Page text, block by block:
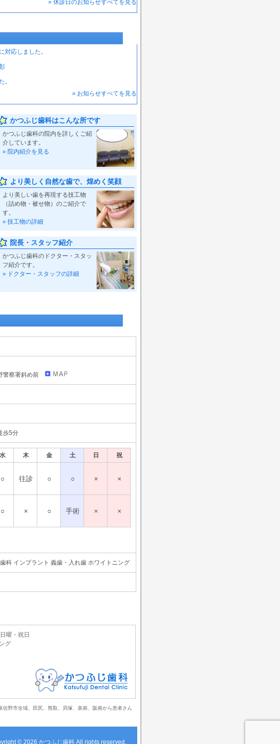
» 休診日のお知らせすべてを見る
対応しました。
。
» お知らせすべてを見る
かつふじ歯科はこんな所です
かつふじ歯科の院内を詳しくご紹
介しています。
» 院内紹介を見る
より美しく自然な歯で、煌めく笑顔
より美しい歯を再現する技工物
（詰め物・被せ物）のご紹介で
す。
» 技工物の詳細
院長・スタッフ紹介
かつふじ歯科のドクター・スタッ
フ紹介です。
» ドクター・スタッフの詳細
警察署斜め前
歩5分
水 木 金 土 日 祝
○ 往診 ○ ○ × ×
○ × ○ 手術 × ×
科 インプラント 義歯・入れ歯 ホワイトニング
曜・祝日
グ
野市全域、田尻、熊取、貝塚、泉南、阪南から患者さん
© 2026 かつふじ歯科 All rights reserved.